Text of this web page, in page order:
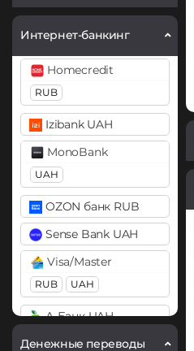
Chainlink (LINK)
BEP20 ERC20
Compound (COMP)
Cosmos (ATOM)
DAI
ERC20
DASH
Decentraland (MANA)
Dogecoin (DOGE)
DOGE
Polkadot (DOT)
DOT
Интернет-банкинг
Homecredit
RUB
Izibank UAH
MonoBank
UAH
OZON банк RUB
Sense Bank UAH
Visa/Master
RUB UAH
А-Банк UAH
Авангард RUB
Денежные переводы